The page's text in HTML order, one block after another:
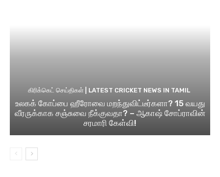
கிரிக்கெட் செய்திகள் | LATEST CRICKET NEWS IN TAMIL
உலகக் கோப்பை ஹீரோவை மறந்துவிட்டீர்களா? 15 வயது
வீரருக்காக சஞ்சுவை நீக்குவதா? – ஆகாஷ் சோப்ராவின்
சரமாரி கேள்வி!